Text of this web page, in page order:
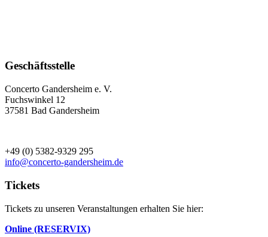
Geschäftsstelle
Concerto Gandersheim e. V.
Fuchswinkel 12
37581 Bad Gandersheim
+49 (0) 5382-9329 295
info@concerto-gandersheim.de
Tickets
Tickets zu unseren Veranstaltungen erhalten Sie hier:
Online (RESERVIX)